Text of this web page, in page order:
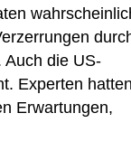
Auch die US-
Experten
Erwartungen,